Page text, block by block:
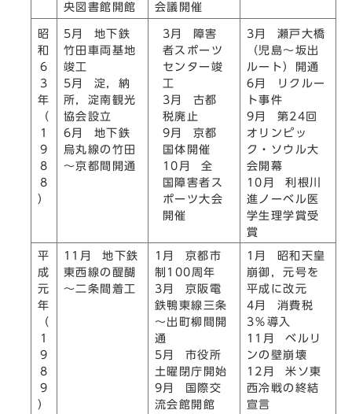
央図書館開館
会議開催
昭
和
6
3
年
（
1
9
8
8
）
5月 地下鉄
竹田車両基地
竣工
5月 淀，納
所，淀南観光
協会設立
6月 地下鉄
烏丸線の竹田
～京都間開通
3月 障害
者スポーツ
センター竣
工
3月 古都
税廃止
9月 京都
国体開催
10月 全
国障害者ス
ポーツ大会
開催
3月 瀬戸大橋
（児島～坂出
ルート）開通
6月 リクルー
ト事件
9月 第24回
オリンピッ
ク・ソウル大
会開幕
10月 利根川
進ノーベル医
学生理学賞受
賞
平
成
元
年
（
1
9
8
9
）
11月 地下鉄
東西線の醍醐
～二条間着工
1月 京都市
制100周年
3月 京阪電
鉄鴨東線三条
～出町柳間開
通
5月 市役所
土曜閉庁開始
9月 国際交
流会館開館
1月 昭和天皇
崩御，元号を
平成に改元
4月 消費税
3％導入
11月 ベルリ
ンの壁崩壊
12月 米ソ東
西冷戦の終結
宣言